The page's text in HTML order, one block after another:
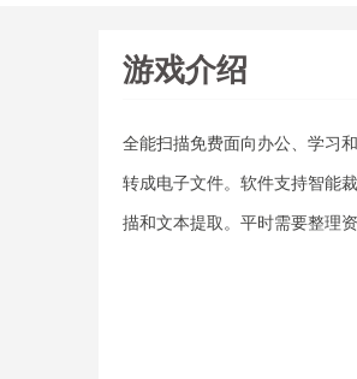
游戏介绍
全能扫描免费面向办公、学习
转成电子文件。软件支持智能
描和文本提取。平时需要整理